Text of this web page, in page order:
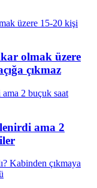
olmak üzere
çıkmaz
ama 2